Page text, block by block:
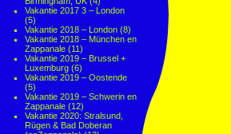
Vakantie 2017 3 – London
(5)
Vakantie 2018 – London (8)
Vakantie 2018 – München en
Zappanale (11)
Vakantie 2019 – Brussel +
Luxemburg (6)
Vakantie 2019 – Oostende
(5)
Vakantie 2019 – Schwerin en
Zappanale (12)
Vakantie 2020: Stralsund,
Rügen & Bad Doberan